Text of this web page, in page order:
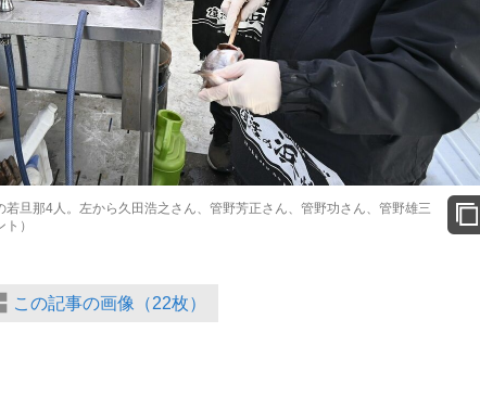
旦那4人。左から久田浩之さん、管野芳正さん、管野功さん、管野雄三
）
この記事の画像（22枚）